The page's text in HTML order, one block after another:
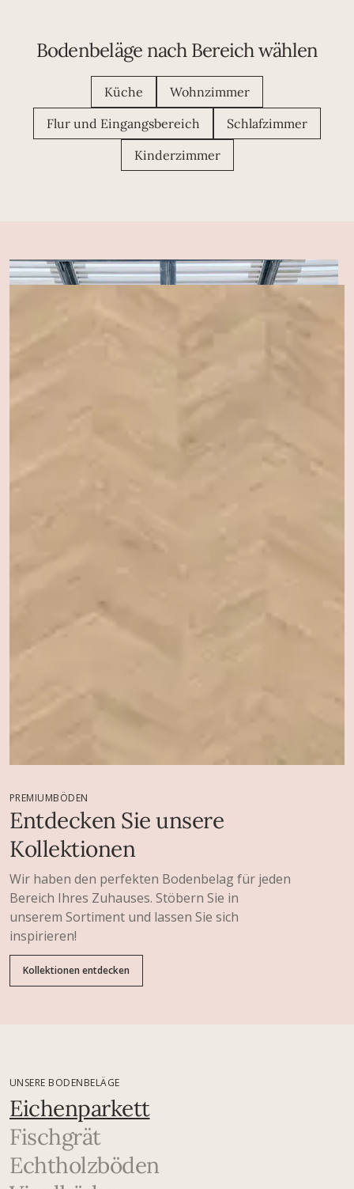
Bodenbeläge nach Bereich wählen
Küche
Wohnzimmer
Flur und Eingangsbereich
Schlafzimmer
Kinderzimmer
PREMIUMBÖDEN
Entdecken Sie unsere
Kollektionen
Wir haben den perfekten Bodenbelag für jeden
Bereich Ihres Zuhauses. Stöbern Sie in
unserem Sortiment und lassen Sie sich
inspirieren!
Kollektionen entdecken
UNSERE BODENBELÄGE
Eichenparkett
Fischgrät
Echtholzböden